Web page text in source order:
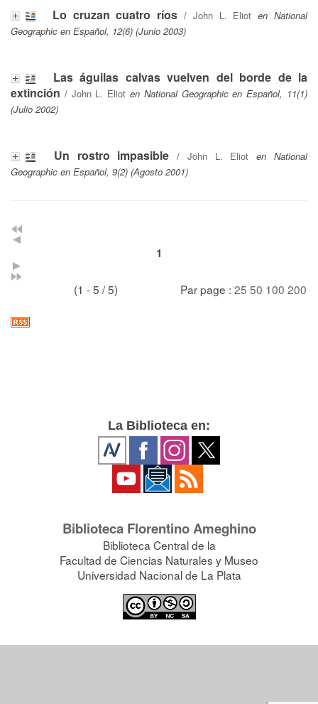
Lo cruzan cuatro ríos / John L. Eliot en National
Geographic en Español, 12(6) (Junio 2003)
Las águilas calvas vuelven del borde de la
extinción / John L. Eliot en National Geographic en Español, 11(1)
(Julio 2002)
Un rostro impasible / John L. Eliot en National
Geographic en Español, 9(2) (Agosto 2001)
1
(1 - 5 / 5) Par page : 25 50 100 200
La Biblioteca en:
Biblioteca Florentino Ameghino
Biblioteca Central de la
Facultad de Ciencias Naturales y Museo
Universidad Nacional de La Plata